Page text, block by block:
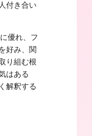
付き合い
れ、フ
好み、関
り組む根
はある
解釈する